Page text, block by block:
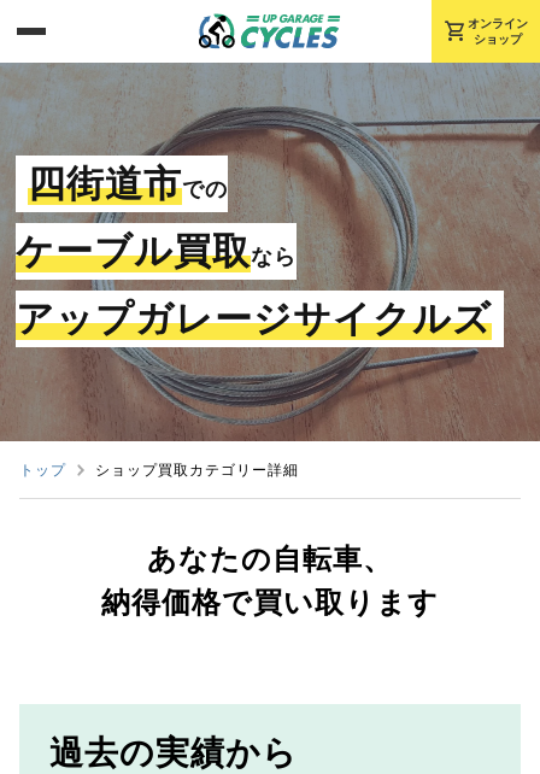
shopping_cart オンライン
ショップ
四街道市での
ケーブル買取なら
アップガレージサイクルズ
トップ ショップ買取カテゴリー詳細
あなたの自転車、
納得価格で買い取ります
過去の実績から